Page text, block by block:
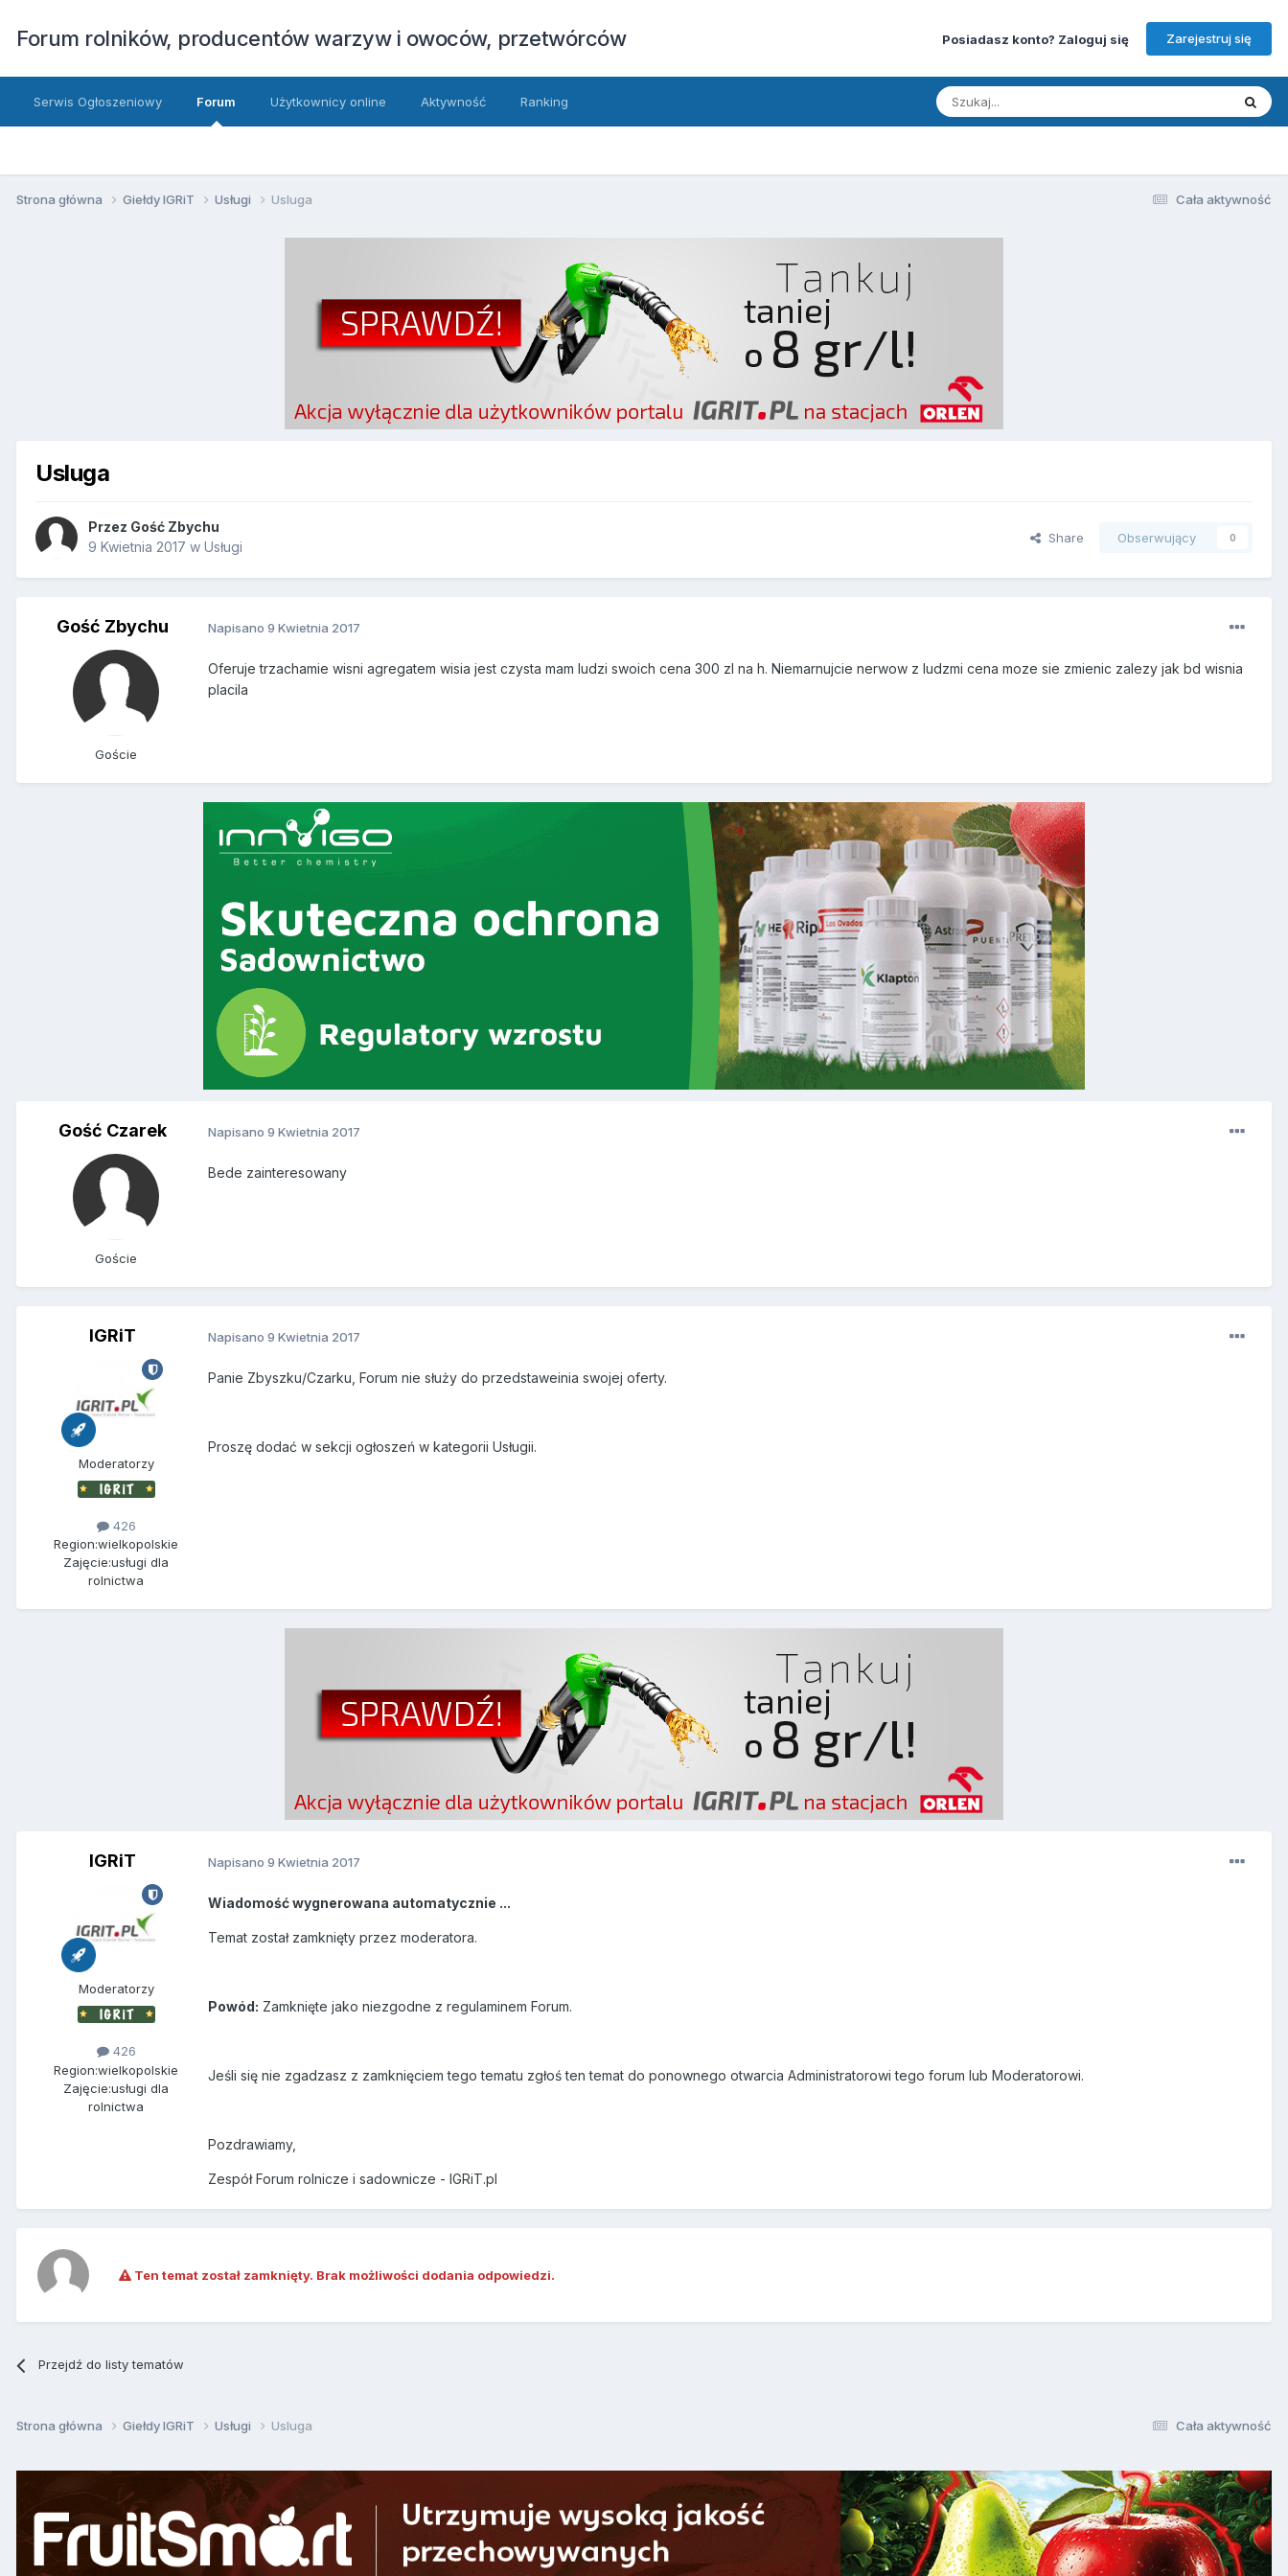
Forum rolników, producentów warzyw i owoców, przetwórców Posiadasz konto? Zaloguj się Zarejestruj się
Serwis Ogłoszeniowy Forum Użytkownicy online Aktywność Ranking
Cała aktywność
Strona główna Giełdy IGRiT Usługi Usluga
Usluga
Przez Gość Zbychu
9 Kwietnia 2017 w Usługi
Share Obserwujący 0
Gość Zbychu
Goście
Napisano 9 Kwietnia 2017
Oferuje trzachamie wisni agregatem wisia jest czysta mam ludzi swoich cena 300 zl na h. Niemarnujcie nerwow z ludzmi cena moze sie zmienic zalezy jak bd wisnia
placila
Gość Czarek
Goście
Napisano 9 Kwietnia 2017
Bede zainteresowany
IGRiT
Moderatorzy
426
Region:wielkopolskie
Zajęcie:usługi dla
rolnictwa
Napisano 9 Kwietnia 2017
Panie Zbyszku/Czarku, Forum nie służy do przedstaweinia swojej oferty.
Proszę dodać w sekcji ogłoszeń w kategorii Usługii.
IGRiT
Moderatorzy
426
Region:wielkopolskie
Zajęcie:usługi dla
rolnictwa
Napisano 9 Kwietnia 2017
Wiadomość wygnerowana automatycznie ...
Temat został zamknięty przez moderatora.
Powód: Zamknięte jako niezgodne z regulaminem Forum.
Jeśli się nie zgadzasz z zamknięciem tego tematu zgłoś ten temat do ponownego otwarcia Administratorowi tego forum lub Moderatorowi.
Pozdrawiamy,
Zespół Forum rolnicze i sadownicze - IGRiT.pl
Ten temat został zamknięty. Brak możliwości dodania odpowiedzi.
Przejdź do listy tematów
Cała aktywność
Strona główna Giełdy IGRiT Usługi Usluga